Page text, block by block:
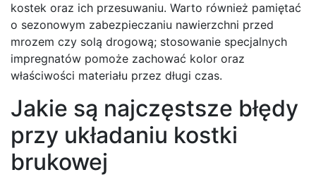
kostek oraz ich przesuwaniu. Warto również pamiętać
o sezonowym zabezpieczaniu nawierzchni przed
mrozem czy solą drogową; stosowanie specjalnych
impregnatów pomoże zachować kolor oraz
właściwości materiału przez długi czas.
Jakie są najczęstsze błędy
przy układaniu kostki
brukowej